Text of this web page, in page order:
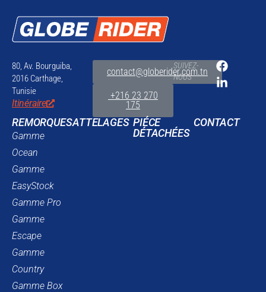
80, Av. Bourguiba,
2016 Carthage,
Tunisie
Itinéraire
contact@globerider.com.tn
+216 23 270
175
SUIVEZ-
NOUS
REMORQUES
Gamme
Ocean
Gamme
EasyStock
Gamme Pro
Gamme
Escape
Gamme
Country
Gamme Box
ATTELAGES PIÉCE
DÉTACHÉES
CONTACT